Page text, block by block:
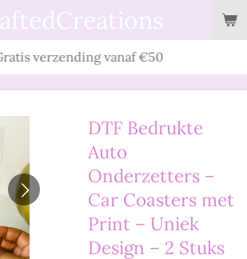
verzending vanaf €50
DTF Bedrukte
Auto
Onderzetters –
Car Coasters met
Print – Uniek
Design – 2 Stuks